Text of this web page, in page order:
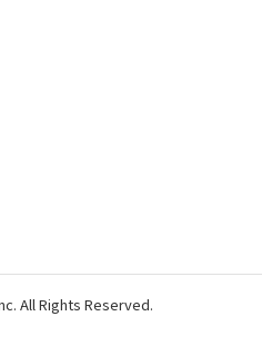
All Rights Reserved.